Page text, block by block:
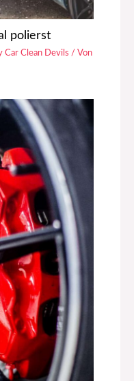
polierst
Clean Devils / Von